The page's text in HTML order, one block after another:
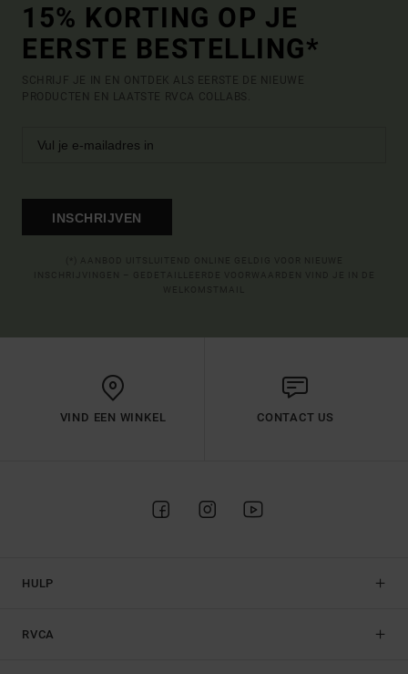
15% KORTING OP JE
EERSTE BESTELLING*
SCHRIJF JE IN EN ONTDEK ALS EERSTE DE NIEUWE
PRODUCTEN EN LAATSTE RVCA COLLABS.
INSCHRIJVEN
VIND EEN WINKEL CONTACT US
HULP
RVCA